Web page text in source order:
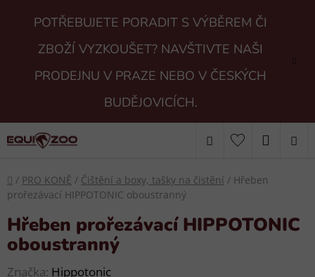
POTŘEBUJETE PORADIT S VÝBĚREM ČI
ZBOŽÍ VYZKOUŠET? NAVŠTIVTE NAŠI
PRODEJNU V PRAZE NEBO V ČESKÝCH
BUDĚJOVICÍCH.
Hledat
Domů
/ PRO KONĚ / Čištění a boxy, tašky na čistění / Hřeben
prořezávací HIPPOTONIC oboustranný
Hřeben prořezávací HIPPOTONIC
oboustranný
Značka: Hippotonic